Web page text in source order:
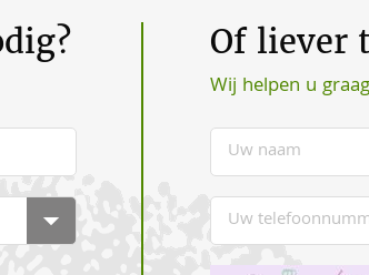
Of liever
Wij helpen u